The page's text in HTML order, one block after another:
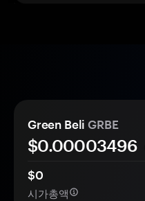
Green Beli GRBE
$0.00003496
$0
시가총액